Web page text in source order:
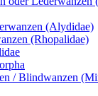
(Alydidae)
(Rhopalidae)
/ Blindwanzen